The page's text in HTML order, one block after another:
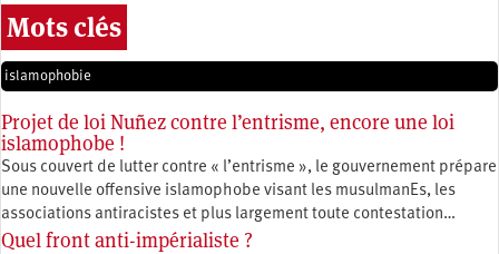
Mots clés
islamophobie
Projet de loi Nuñez contre l’entrisme, encore une loi
islamophobe !
Sous couvert de lutter contre « l’entrisme », le gouvernement prépare
une nouvelle offensive islamophobe visant les musulmanEs, les
associations antiracistes et plus largement toute contestation…
Quel front anti-impérialiste ?